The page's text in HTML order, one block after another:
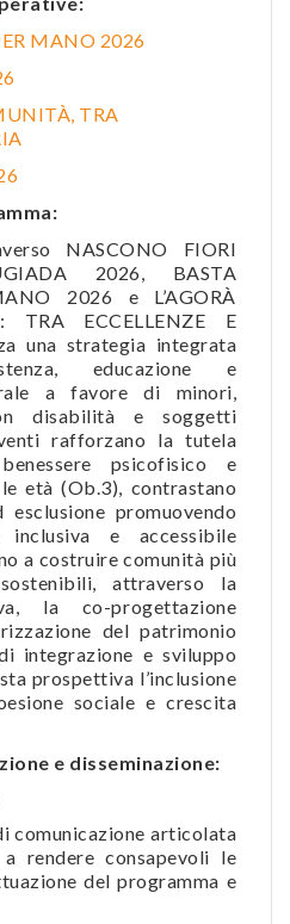
MANO 2026
TRA
NASCONO FIORI
2026, BASTA
2026 e L’AGORÀ
TRA ECCELLENZE E
una strategia integrata
educazione e
a favore di minori,
disabilità e soggetti
rafforzano la tutela
psicofisico e
età (Ob.3), contrastano
promuovendo
inclusiva e accessibile
a costruire comunità più
attraverso la
la co-progettazione
del patrimonio
integrazione e sviluppo
prospettiva l’inclusione
sociale e crescita
e disseminazione:
comunicazione articolata
rendere consapevoli le
del programma e